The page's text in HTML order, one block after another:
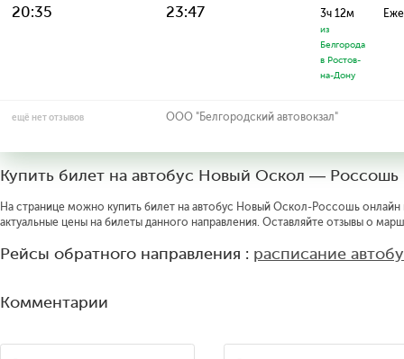
20:35 23:47 3ч 12м
из
Белгорода
в Ростов-
на-Дону
ещё нет отзывов ООО "Белгородский автовокзал"
Купить билет на автобус Новый Оскол — Россошь
На странице можно купить билет на автобус Новый Оскол-Россошь онлайн
актуальные цены на билеты данного направления. Оставляйте отзывы о
Рейсы обратного направления : расписание
Комментарии